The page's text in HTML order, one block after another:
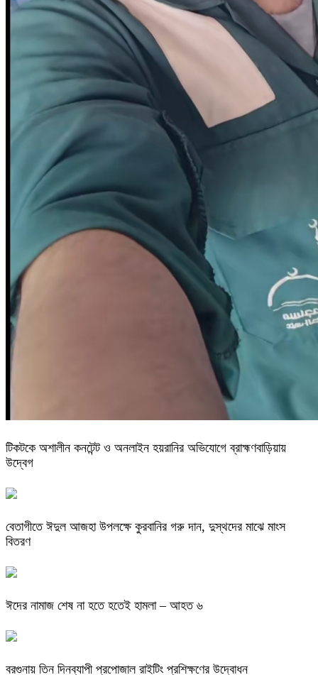
টিকটকে অশালীন কনটেন্ট ও অনলাইন হয়রানির অভিযোগে ব্রাহ্মণবাড়িয়ায়
উদ্বেগ
বেতাগীতে ঈদুল আজহা উপলক্ষে কুরবানির গরু দান, দুস্থদের মাঝে মাংস
বিতরণ
ঈদের নামাজ শেষ না হতে হতেই হামলা – আহত ৬
বরগুনায় তিন দিনব্যাপী প্রপোজাল রাইটিং প্রশিক্ষণের উদ্বোধন